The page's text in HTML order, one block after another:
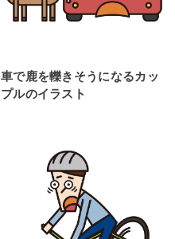
車で鹿を轢きそうになるカッ
プルのイラスト